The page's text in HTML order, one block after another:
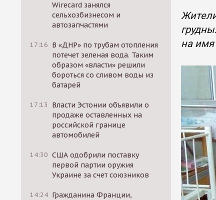
Wirecard занялся
сельхозбизнесом и
автозапчастями
17:16 В «ДНР» по трубам отопления
потечет зеленая вода. Таким
образом «власти» решили
бороться со сливом воды из
батарей
17:13
Власти Эстонии объявили о
продаже оставленных на
российской границе
автомобилей
14:30 США одобрили поставку
первой партии оружия
Украине за счет союзников
14:24 Гражданина Франции,
на имя